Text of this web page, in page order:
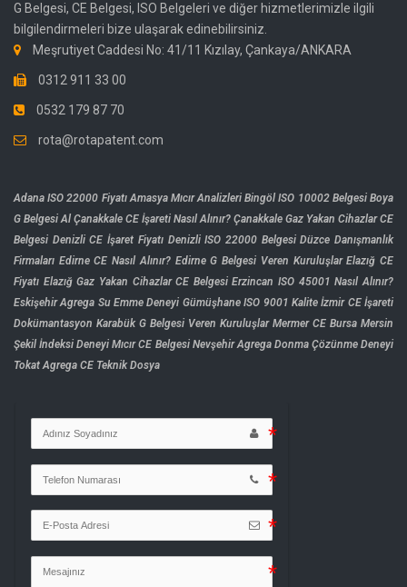
G Belgesi, CE Belgesi, ISO Belgeleri ve diğer hizmetlerimizle ilgili
bilgilendirmeleri bize ulaşarak edinebilirsiniz.
Meşrutiyet Caddesi No: 41/11 Kızılay, Çankaya/ANKARA
0312 911 33 00
0532 179 87 70
rota@rotapatent.com
Adana ISO 22000 Fiyatı Amasya Mıcır Analizleri Bingöl ISO 10002 Belgesi Boya
G Belgesi Al Çanakkale CE İşareti Nasıl Alınır? Çanakkale Gaz Yakan Cihazlar CE
Belgesi Denizli CE İşaret Fiyatı Denizli ISO 22000 Belgesi Düzce Danışmanlık
Firmaları Edirne CE Nasıl Alınır? Edirne G Belgesi Veren Kuruluşlar Elazığ CE
Fiyatı Elazığ Gaz Yakan Cihazlar CE Belgesi Erzincan ISO 45001 Nasıl Alınır?
Eskişehir Agrega Su Emme Deneyi Gümüşhane ISO 9001 Kalite İzmir CE İşareti
Dokümantasyon Karabük G Belgesi Veren Kuruluşlar Mermer CE Bursa Mersin
Şekil İndeksi Deneyi Mıcır CE Belgesi Nevşehir Agrega Donma Çözünme Deneyi
Tokat Agrega CE Teknik Dosya